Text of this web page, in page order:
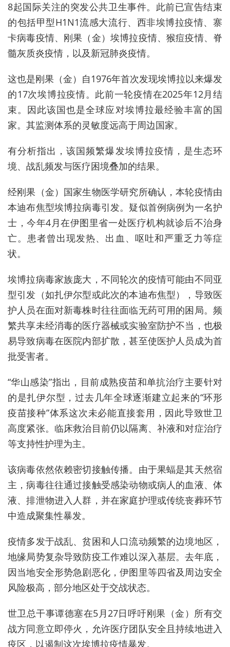
8起国际关注的突发公共卫生事件。此前已宣告结束
的包括甲型H1N1流感大流行、西非埃博拉疫情、寨
卡病毒疫情、刚果（金）埃博拉疫情、猴痘疫情、脊
髓灰质炎疫情，以及新冠肺炎疫情。
这也是刚果（金）自1976年首次发现埃博拉以来爆发
的17次埃博拉疫情。此前一轮疫情在2025年12月结
束。因此该国也是全球应对埃博拉最经验丰富的国
家。其监测体系的灵敏度远高于周边国家。
有分析指出，该国频繁爆发埃博拉疫情，是生态环
境、战乱频发与医疗困境叠加的结果。
经刚果（金）国家生物医学研究所确认，本轮疫情由
本迪布焦型埃博拉病毒引发。疑似首例病例为一名护
士，今年4月在伊图里省一处医疗机构就诊后不治身
亡。患者曾出现发热、出血、呕吐和严重乏力等症
状。
埃博拉病毒家族庞大，不同轮次的疫情可能由不同亚
型引发（如扎伊尔型或此次的本迪布焦型），导致医
护人员在面对新毒株时往往面临无药可用的困局。频
繁共享未经消毒的医疗器械或实验室防护不当，也极
易导致病毒在医院内部扩散，甚至使医护人员成为首
批受害者。
“华山感染”指出，目前成熟疫苗和单抗治疗主要针对
的是扎伊尔型，过去几年全球逐渐建立起来的“环形
疫苗接种”体系这次未必能直接套用，因此导致世卫
高度紧张。 临床救治目前仍以隔离、补液和对症治疗
等支持性护理为主。
该病毒依然依赖密切接触传播。由于果蝠是其天然宿
主，病毒往往通过接触受感染动物或病人的血液、体
液、排泄物进入人群，并在家庭护理或传统丧葬环节
中造成聚集性暴发。
疫情多发于战乱、贫困和人口流动频繁的边境地区，
地缘局势复杂导致防疫工作难以深入基层。去年底，
因当地安全形势急剧恶化，伊图里等四省及周边安全
风险极高，部分地区处于交战状态。
世卫总干事谭德塞在5月27日呼吁刚果（金）所有交
战方同意立即停火，允许医疗团队安全且持续地进入
疫区，以遏制这次埃博拉疫情暴发。